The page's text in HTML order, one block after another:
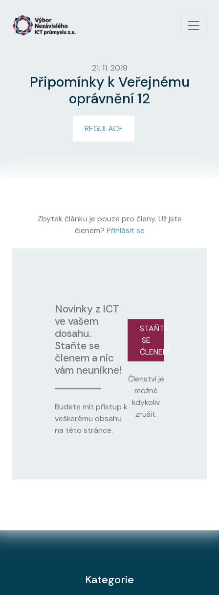
21. 11. 2019
Připomínky k Veřejnému
oprávnění 12
REGULACE
Zbytek článku je pouze pro členy. Už jste
členem? Přihlásit se
Novinky z ICT
ve vašem
dosahu.
Staňte se
členem a nic
vám neunikne!
Budete mít přístup k
veškerému obsahu
na této stránce.
STAŇTE
SE
ČLENEM
Členství je
možné
kdykoliv
zrušit.
Kategorie